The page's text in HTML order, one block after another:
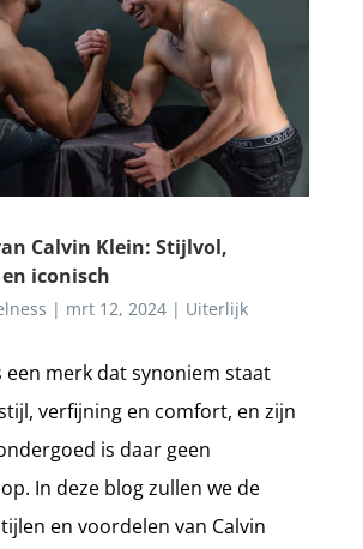
Calvin Klein: Stijlvol,
iconisch
| mrt 12, 2024 | Uiterlijk
een merk dat synoniem staat
verfijning en comfort, en zijn
is daar geen
In deze blog zullen we de
en voordelen van Calvin